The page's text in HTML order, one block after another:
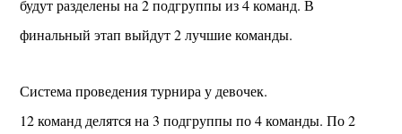
будут разделены на 2 подгруппы из 4 команд. В
финальный этап выйдут 2 лучшие команды.
Система проведения турнира у девочек.
12 команд делятся на 3 подгруппы по 4 команды. По 2